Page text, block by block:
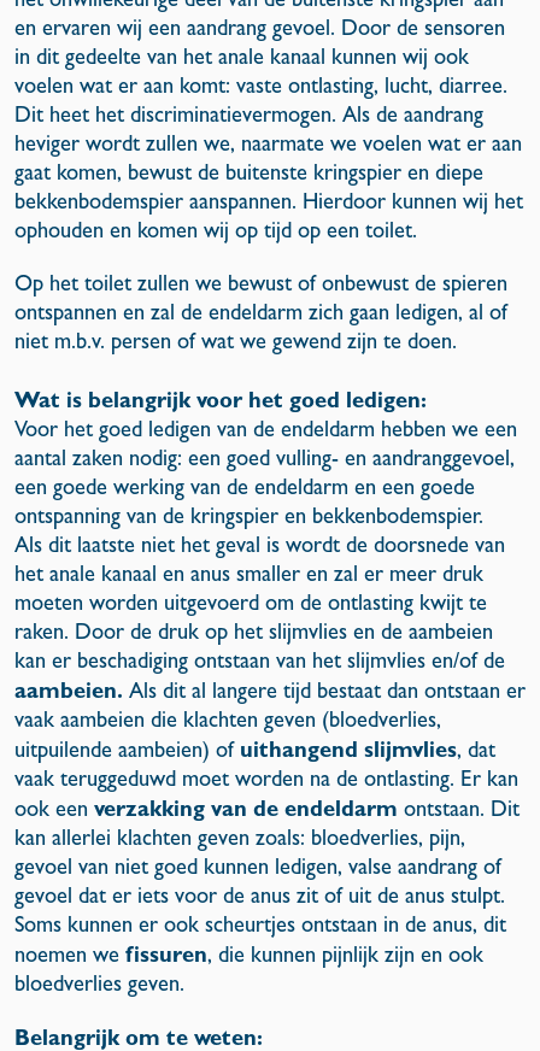
en ervaren wij een aandrang gevoel. Door de sensoren
in dit gedeelte van het anale kanaal kunnen wij ook
voelen wat er aan komt: vaste ontlasting, lucht, diarree.
Dit heet het discriminatievermogen. Als de aandrang
heviger wordt zullen we, naarmate we voelen wat er aan
gaat komen, bewust de buitenste kringspier en diepe
bekkenbodemspier aanspannen. Hierdoor kunnen wij het
ophouden en komen wij op tijd op een toilet.
Op het toilet zullen we bewust of onbewust de spieren
ontspannen en zal de endeldarm zich gaan ledigen, al of
niet m.b.v. persen of wat we gewend zijn te doen.
Wat is belangrijk voor het goed ledigen:
Voor het goed ledigen van de endeldarm hebben we een
aantal zaken nodig: een goed vulling- en aandranggevoel,
een goede werking van de endeldarm en een goede
ontspanning van de kringspier en bekkenbodemspier.
Als dit laatste niet het geval is wordt de doorsnede van
het anale kanaal en anus smaller en zal er meer druk
moeten worden uitgevoerd om de ontlasting kwijt te
raken. Door de druk op het slijmvlies en de aambeien
kan er beschadiging ontstaan van het slijmvlies en/of de
aambeien. Als dit al langere tijd bestaat dan ontstaan er
vaak aambeien die klachten geven (bloedverlies,
uitpuilende aambeien) of uithangend slijmvlies, dat
vaak teruggeduwd moet worden na de ontlasting. Er kan
ook een verzakking van de endeldarm ontstaan. Dit
kan allerlei klachten geven zoals: bloedverlies, pijn,
gevoel van niet goed kunnen ledigen, valse aandrang of
gevoel dat er iets voor de anus zit of uit de anus stulpt.
Soms kunnen er ook scheurtjes ontstaan in de anus, dit
noemen we fissuren, die kunnen pijnlijk zijn en ook
bloedverlies geven.
Belangrijk om te weten: